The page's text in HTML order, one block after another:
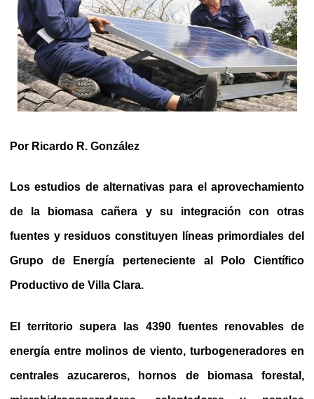
Por Ricardo R. González
Los estudios de alternativas para el aprovechamiento
de la biomasa cañera y su integración con otras
fuentes y residuos constituyen líneas primordiales del
Grupo de Energía perteneciente al Polo Científico
Productivo de Villa Clara.
El territorio supera las 4390 fuentes renovables de
energía entre molinos de viento, turbogeneradores en
centrales azucareros, hornos de biomasa forestal,